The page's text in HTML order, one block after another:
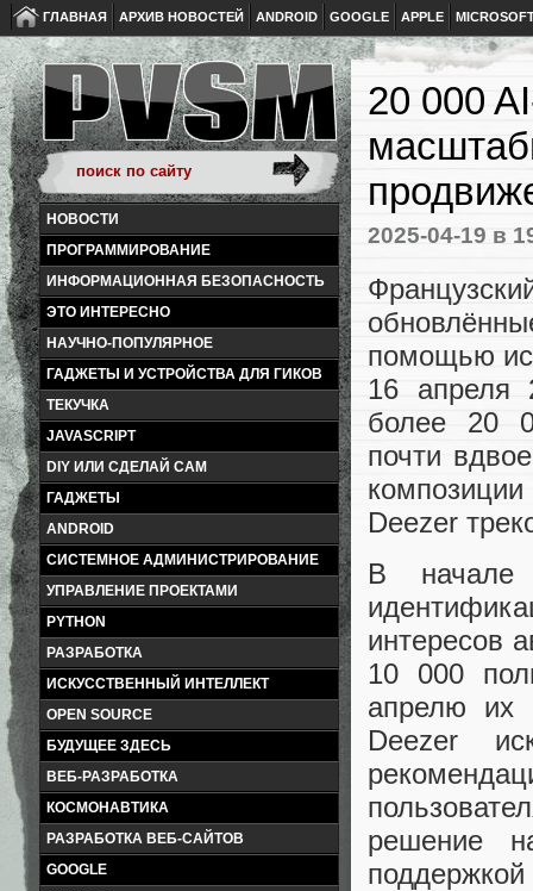
ГЛАВНАЯ АРХИВ НОВОСТЕЙ ANDROID GOOGLE APPLE
НОВОСТИ
ПРОГРАММИРОВАНИЕ
ИНФОРМАЦИОННАЯ БЕЗОПАСНОСТЬ
ЭТО ИНТЕРЕСНО
НАУЧНО-ПОПУЛЯРНОЕ
ГАДЖЕТЫ И УСТРОЙСТВА ДЛЯ ГИКОВ
ТЕКУЧКА
JAVASCRIPT
DIY ИЛИ СДЕЛАЙ САМ
ГАДЖЕТЫ
ANDROID
СИСТЕМНОЕ АДМИНИСТРИРОВАНИЕ
УПРАВЛЕНИЕ ПРОЕКТАМИ
PYTHON
РАЗРАБОТКА
ИСКУССТВЕННЫЙ ИНТЕЛЛЕКТ
OPEN SOURCE
БУДУЩЕЕ ЗДЕСЬ
ВЕБ-РАЗРАБОТКА
КОСМОНАВТИКА
РАЗРАБОТКА ВЕБ-САЙТОВ
GOOGLE
20 000
2025-04-19 в
помощью
16 апреля
более 20
почти
Deezer
В начале
интересов
10 000
апрелю их
Deezer
решение
поддержкой